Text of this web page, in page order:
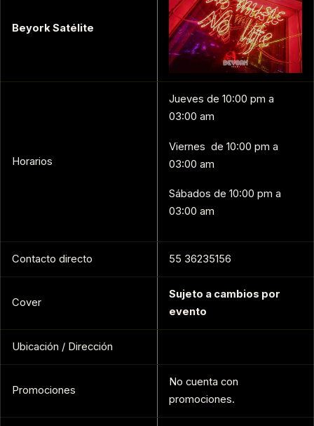
Beyork Satélite
Horarios
Jueves de 10:00 pm a
03:00 am
Viernes de 10:00 pm a
03:00 am
Sábados de 10:00 pm a
03:00 am
Contacto directo 55 36235156
Cover
Sujeto a cambios por
evento
Ubicación / Dirección
Promociones
No cuenta con
promociones.